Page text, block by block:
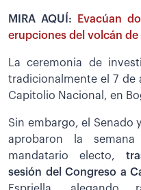
MIRA AQUÍ:
Evacúan
erupciones del volcán de
La ceremonia de
tradicionalmente el 7 de
Capitolio Nacional, en
Sin embargo, el Senado
aprobaron la
mandatario electo,
sesión del Congreso a